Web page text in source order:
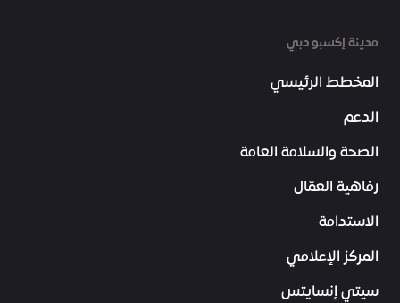
مدينة إكسبو دبي
المخطط الرئيسي
الدعم
الصحة والسلامة العامة
رفاهية العمّال
الاستدامة
المركز الإعلامي
سيتي إنسايتس